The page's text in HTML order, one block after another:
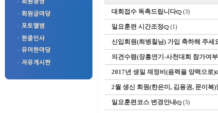
대회접수 독촉드립니다 (3)
일요훈련 시간조정 (1)
신입회원(최병칠님) 가입 축하해 주세
의견수렴(장흥연기-사천대회 참가여
2017년 생일 재정비(음력을 양력으로)
2월 생신 회원(한은미, 김용권, 문이복)
일요훈련코스 변경안내 (3)